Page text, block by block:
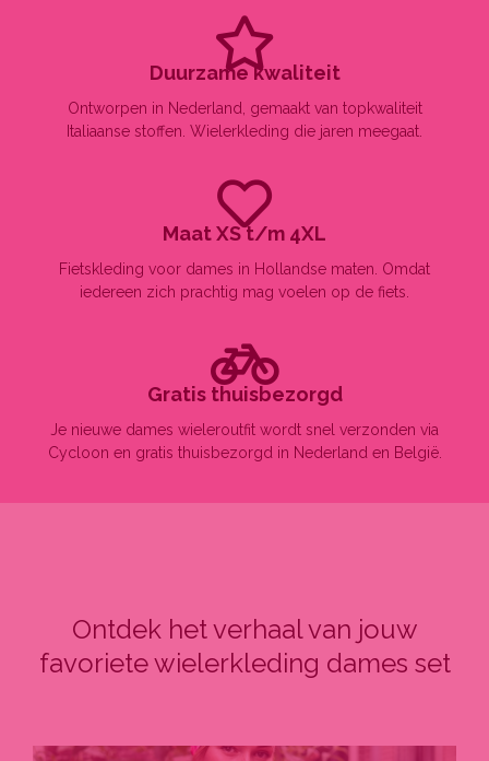
Duurzame kwaliteit
Ontworpen in Nederland, gemaakt van topkwaliteit
Italiaanse stoffen. Wielerkleding die jaren meegaat.
Maat XS t/m 4XL
Fietskleding voor dames in Hollandse maten. Omdat
iedereen zich prachtig mag voelen op de fiets.​
Gratis thuisbezorgd
Je nieuwe dames wieleroutfit wordt snel verzonden via
Cycloon en gratis thuisbezorgd in Nederland en België.​
Ontdek het verhaal van jouw
favoriete wielerkleding dames set